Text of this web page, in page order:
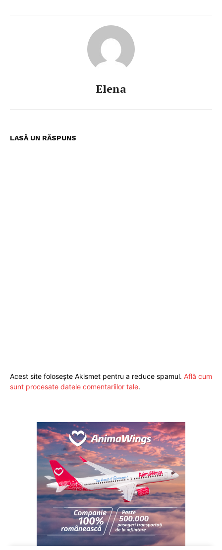
StirileMedia.ro
Fii reporter
Politica cookie-uri
Politica de Confidențialitate
Publicitate
Elena
LASĂ UN RĂSPUNS
Acest site folosește Akismet pentru a reduce spamul. Află cum
sunt procesate datele comentariilor tale.